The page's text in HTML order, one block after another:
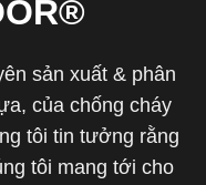
sản xuất & phân
của chống cháy
tôi tin tưởng rằng
tôi mang tới cho